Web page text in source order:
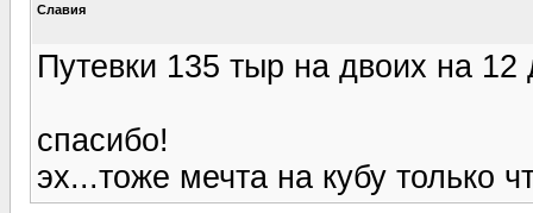
Славия
Путевки 135 тыр на двоих на
спасибо!
эх...тоже мечта на кубу только